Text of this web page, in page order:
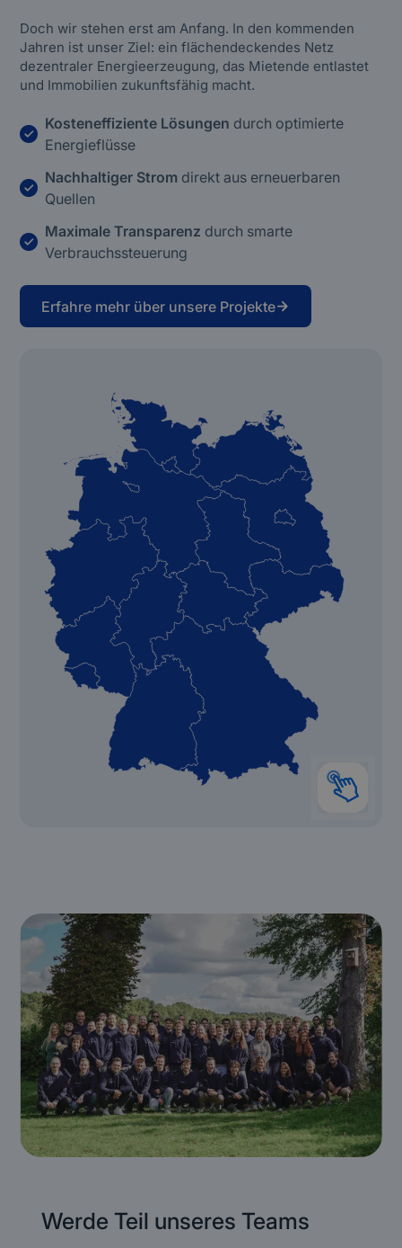
Doch wir stehen erst am Anfang. In den kommenden
Jahren ist unser Ziel: ein flächendeckendes Netz
dezentraler Energieerzeugung, das Mietende entlastet
und Immobilien zukunftsfähig macht.
Kosteneffiziente Lösungen durch optimierte
Energieflüsse
Nachhaltiger Strom direkt aus erneuerbaren
Quellen
Maximale Transparenz durch smarte
Verbrauchssteuerung
Erfahre mehr über unsere Projekte
Werde Teil unseres Teams